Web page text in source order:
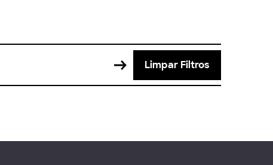
Limpar Filtros